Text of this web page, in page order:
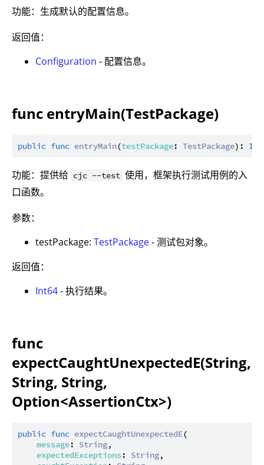
功能：生成默认的配置信息。
返回值：
Configuration - 配置信息。
func entryMain(TestPackage)
public func entryMain(testPackage: TestPackage):
功能：提供给 cjc --test 使用，框架执行测试用例的入
口函数。
参数：
testPackage: TestPackage- 测试包对象。
返回值：
Int64- 执行结果。
func
expectCaughtUnexpectedE(String,
String, String,
Option<AssertionCtx>)
public func expectCaughtUnexpectedE(
message: String,
expectedExceptions: String,